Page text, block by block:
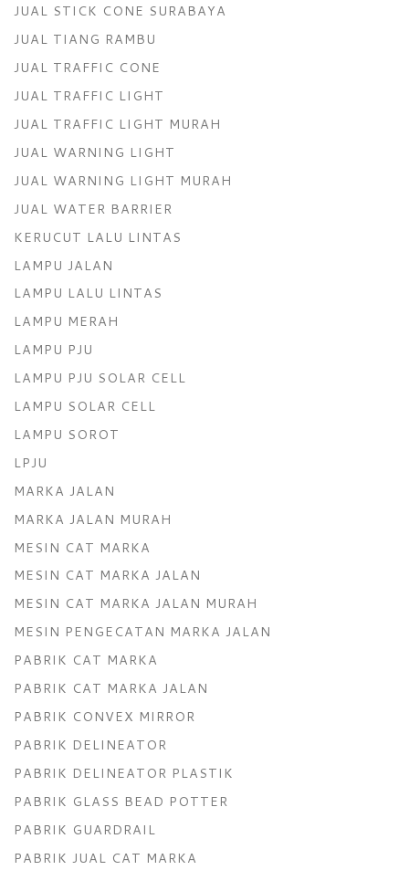
JUAL STICK CONE SURABAYA
JUAL TIANG RAMBU
JUAL TRAFFIC CONE
JUAL TRAFFIC LIGHT
JUAL TRAFFIC LIGHT MURAH
JUAL WARNING LIGHT
JUAL WARNING LIGHT MURAH
JUAL WATER BARRIER
KERUCUT LALU LINTAS
LAMPU JALAN
LAMPU LALU LINTAS
LAMPU MERAH
LAMPU PJU
LAMPU PJU SOLAR CELL
LAMPU SOLAR CELL
LAMPU SOROT
LPJU
MARKA JALAN
MARKA JALAN MURAH
MESIN CAT MARKA
MESIN CAT MARKA JALAN
MESIN CAT MARKA JALAN MURAH
MESIN PENGECATAN MARKA JALAN
PABRIK CAT MARKA
PABRIK CAT MARKA JALAN
PABRIK CONVEX MIRROR
PABRIK DELINEATOR
PABRIK DELINEATOR PLASTIK
PABRIK GLASS BEAD POTTER
PABRIK GUARDRAIL
PABRIK JUAL CAT MARKA